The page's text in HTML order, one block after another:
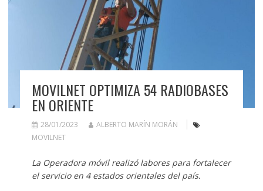
MOVILNET OPTIMIZA 54 RADIOBASES
EN ORIENTE
28/01/2023
ALBERTO MARÍN MORÁN
MOVILNET
La Operadora móvil realizó labores para fortalecer
el servicio en 4 estados orientales del país.